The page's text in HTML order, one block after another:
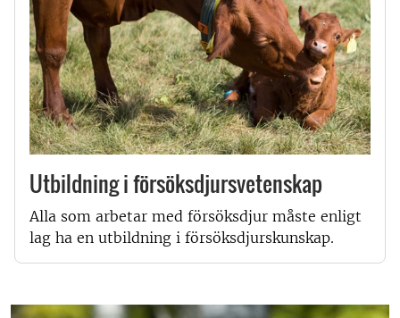
Utbildning i försöksdjursvetenskap
Alla som arbetar med försöksdjur måste enligt
lag ha en utbildning i försöksdjurskunskap.